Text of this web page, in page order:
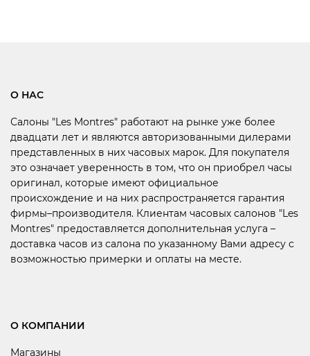
О НАС
Салоны "Les Montres" работают на рынке уже более
двадцати лет и являются авторизованными дилерами
представленных в них часовых марок. Для покупателя
это означает уверенность в том, что он приобрел часы
оригинал, которые имеют официальное
происхождение и на них распространяется гарантия
фирмы–производителя. Клиентам часовых салонов "Les
Montres" предоставляется дополнительная услуга –
доставка часов из салона по указанному Вами адресу с
возможностью примерки и оплаты на месте.
О КОМПАНИИ
Магазины